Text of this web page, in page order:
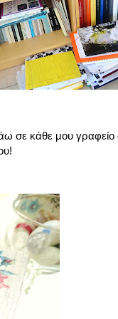
σε κάθε μου γραφείο